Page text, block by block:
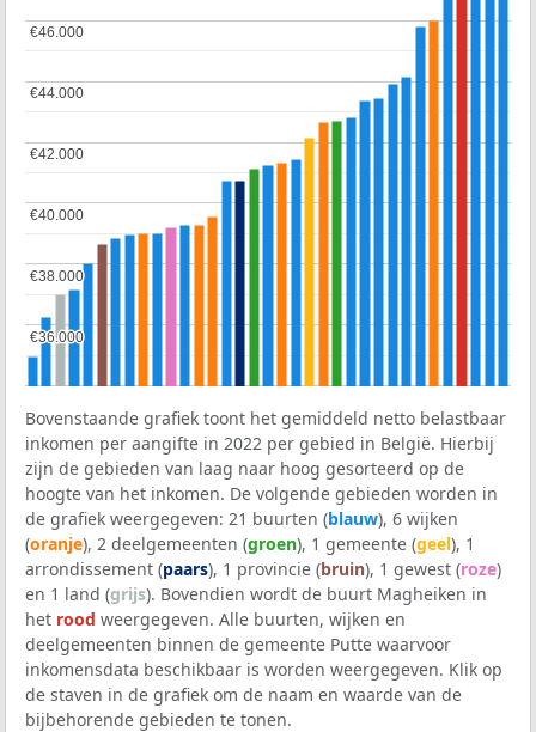
€36.000
€36.000
€38.000
€38.000
€40.000
€40.000
€42.000
€42.000
€44.000
€44.000
€46.000
€46.000
Bovenstaande grafiek toont het gemiddeld netto belastbaar
inkomen per aangifte in 2022 per gebied in België. Hierbij
zijn de gebieden van laag naar hoog gesorteerd op de
hoogte van het inkomen. De volgende gebieden worden in
de grafiek weergegeven: 21 buurten (blauw), 6 wijken
(oranje), 2 deelgemeenten (groen), 1 gemeente (geel), 1
arrondissement (paars), 1 provincie (bruin), 1 gewest (roze)
en 1 land (grijs). Bovendien wordt de buurt Magheiken in
het rood weergegeven. Alle buurten, wijken en
deelgemeenten binnen de gemeente Putte waarvoor
inkomensdata beschikbaar is worden weergegeven. Klik op
de staven in de grafiek om de naam en waarde van de
bijbehorende gebieden te tonen.